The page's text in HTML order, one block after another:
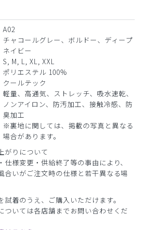
A02
チャコールグレー、ボルドー、ディープ
ネイビー
S, M, L, XL, XXL
ポリエステル 100%
クールテック
軽量、高通気、ストレッチ、吸水速乾、
ノンアイロン、防汚加工、接触冷感、防
臭加工
※裏地に関しては、掲載の写真と異なる
場合があります。
がりについて
様変更・供給終了等の事由により、
合いがご注文時の仕様と若干異なる場
着のうえ、ご購入いただけます。
ついては各店舗までお問い合わせくだ